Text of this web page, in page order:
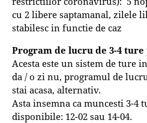
cu 2 libere saptamanal, zilele
stabilesc in functie de caz
Program de lucru de 3-4 ture
Acesta este un sistem de ture
da / o zi nu, programul de
stai acasa, alternativ.
Asta insemna ca muncesti 3-4
disponibile: 12-02 sau 14-04.